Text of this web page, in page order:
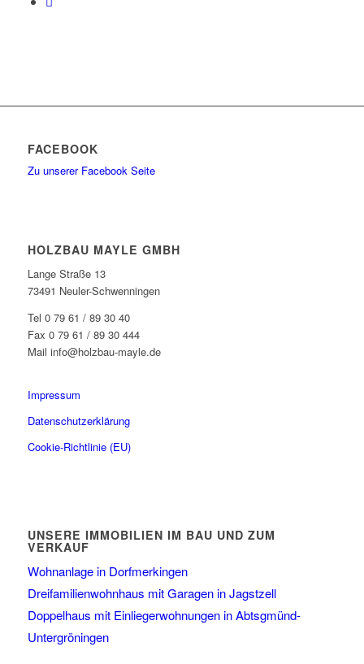
FACEBOOK
Zu unserer Facebook Seite
HOLZBAU MAYLE GMBH
Lange Straße 13
73491 Neuler-Schwenningen
Tel 0 79 61 / 89 30 40
Fax 0 79 61 / 89 30 444
Mail info@holzbau-mayle.de
Impressum
Datenschutzerklärung
Cookie-Richtlinie (EU)
UNSERE IMMOBILIEN IM BAU UND ZUM
VERKAUF
Wohnanlage in Dorfmerkingen
Dreifamilienwohnhaus mit Garagen in Jagstzell
Doppelhaus mit Einliegerwohnungen in Abtsgmünd-
Untergröningen